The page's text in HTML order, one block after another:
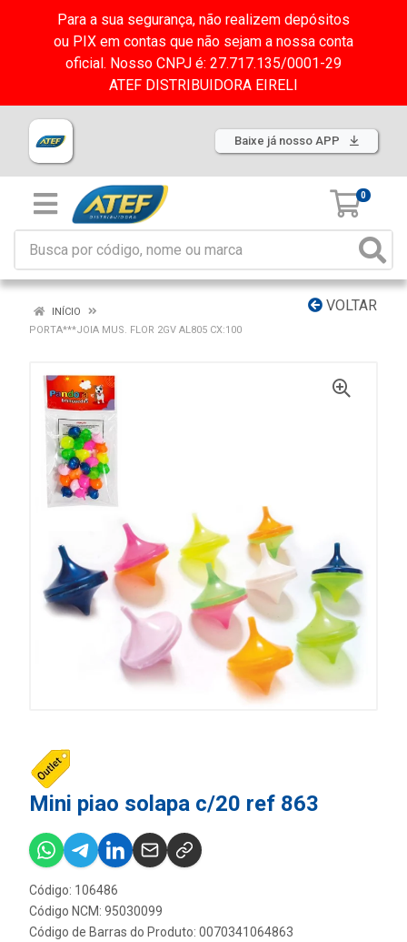
Para a sua segurança, não realizem depósitos
ou PIX em contas que não sejam a nossa conta
oficial. Nosso CNPJ é: 27.717.135/0001-29
ATEF DISTRIBUIDORA EIRELI
Baixe já nosso APP
0
VOLTAR
INÍCIO
PORTA***JOIA MUS. FLOR 2GV AL805 CX:100
Mini piao solapa c/20 ref 863
Código: 106486
Código NCM: 95030099
Código de Barras do Produto: 0070341064863